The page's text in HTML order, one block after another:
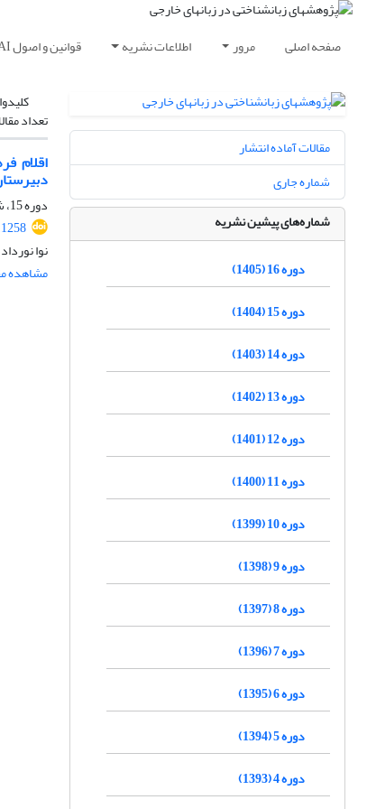
صفحه اصلی مرور اطلاعات نشریه قوانین و اصول AI
تعداد
اقلام
دوره 15، شماره 4، زمستان 1404، صفحه
نوا
مشاهده
مقالات آماده انتشار
شماره جاری
شماره‌های پیشین نشریه
دوره 16 (1405)
دوره 15 (1404)
دوره 14 (1403)
دوره 13 (1402)
دوره 12 (1401)
دوره 11 (1400)
دوره 10 (1399)
دوره 9 (1398)
دوره 8 (1397)
دوره 7 (1396)
دوره 6 (1395)
دوره 5 (1394)
دوره 4 (1393)